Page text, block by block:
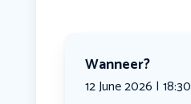
Wanneer?
12 June 2026 | 18:30